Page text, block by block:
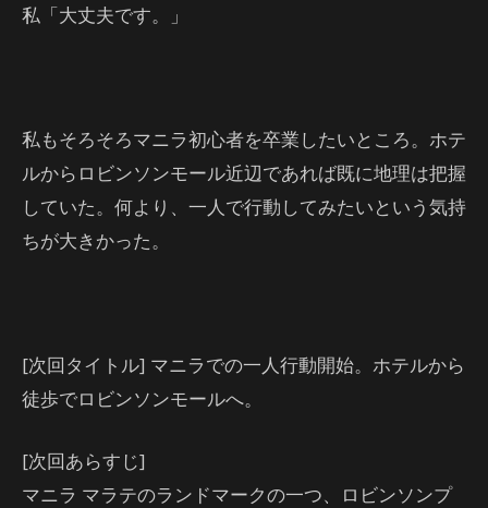
私「大丈夫です。」
私もそろそろマニラ初心者を卒業したいところ。ホテ
ルからロビンソンモール近辺であれば既に地理は把握
していた。何より、一人で行動してみたいという気持
ちが大きかった。
[次回タイトル] マニラでの一人行動開始。ホテルから
徒歩でロビンソンモールへ。
[次回あらすじ]
マニラ マラテのランドマークの一つ、ロビンソンプ